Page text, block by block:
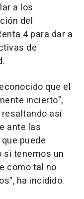
a los
del
4 para dar a
de
que el
incierto",
resaltando así
ante las
puede
si tenemos un
como tal no
ha incidido.